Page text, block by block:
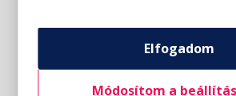
Elfogadom
Módosítom a